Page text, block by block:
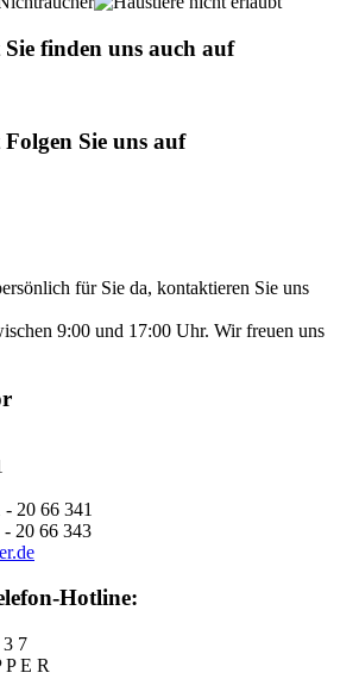
Sie finden uns auch auf
Folgen Sie uns auf
für Sie da, kontaktieren Sie uns
9:00 und 17:00 Uhr. Wir freuen uns
20 66 341
20 66 343
Hotline:
3 7
E R